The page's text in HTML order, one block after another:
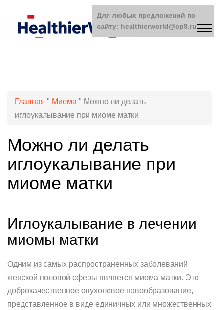
Главная " Миома " Можно ли делать
иглоукалывание при миоме матки
Можно ли делать
иглоукалывание при
миоме матки
Иглоукалывание в лечении
миомы матки
Одним из самых распространенных заболеваний
женской половой сферы является миома матки. Это
доброкачественное опухолевое новообразование,
представленное в виде единичных или множественных
Для любых предложений по
сайту: healthierworld@cp9.ru